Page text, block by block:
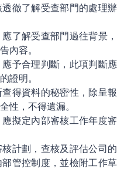
徹了解受查部門的處理辦
了解受查部門過往背景，
內容。
應予合理判斷，此項判斷應
證明。
查得資料的秘密性，除呈報
性，不得遺漏。
應擬定內部審核工作年度審
核計劃，查核及評估公司的
管控制度，並檢附工作草